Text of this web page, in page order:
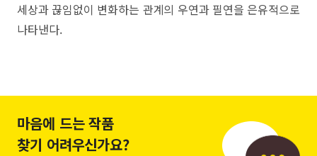
세상과 끊임없이 변화하는 관계의 우연과 필연을 은유적으로
나타낸다.
마음에 드는 작품
찾기 어려우신가요?